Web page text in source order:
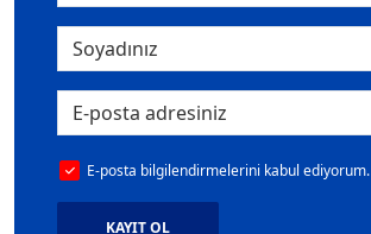
E-posta bilgilendirmelerini kabul ediyorum.
KAYIT OL